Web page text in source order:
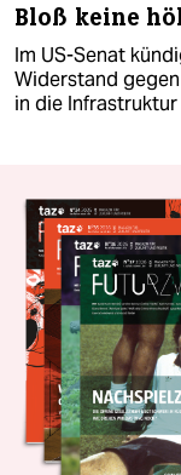
Bloß keine
Im US-Senat
Widerstand
in die